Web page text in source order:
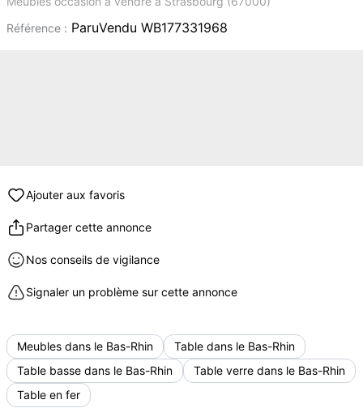
Référence : ParuVendu WB177331968
Ajouter aux favoris
Partager cette annonce
Nos conseils de vigilance
Signaler un problème sur cette annonce
Meubles dans le Bas-Rhin
Table dans le Bas-Rhin
Table basse dans le Bas-Rhin
Table verre dans le Bas-Rhin
Table en fer